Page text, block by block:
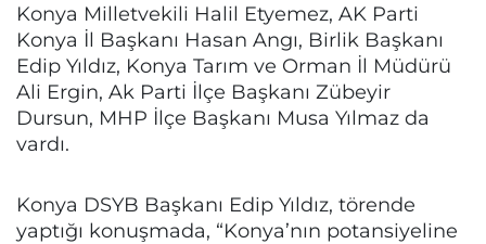
Konya Milletvekili Halil Etyemez, AK Parti
Konya İl Başkanı Hasan Angı, Birlik Başkanı
Edip Yıldız, Konya Tarım ve Orman İl Müdürü
Ali Ergin, Ak Parti İlçe Başkanı Zübeyir
Dursun, MHP İlçe Başkanı Musa Yılmaz da
vardı.
Konya DSYB Başkanı Edip Yıldız, törende
yaptığı konuşmada, “Konya’nın potansiyeline